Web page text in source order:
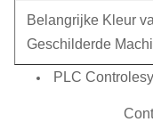
Belangrijke Kleur
Geschilderde
PLC